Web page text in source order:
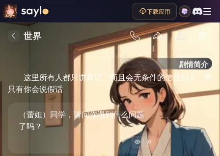
下载应用
世界
剧情简介
这里所有人都只讲真话，而且会无条件的信任别人，而
只有你会说假话
（蕾妲）同学，请问你遇到什么问题
了吗？